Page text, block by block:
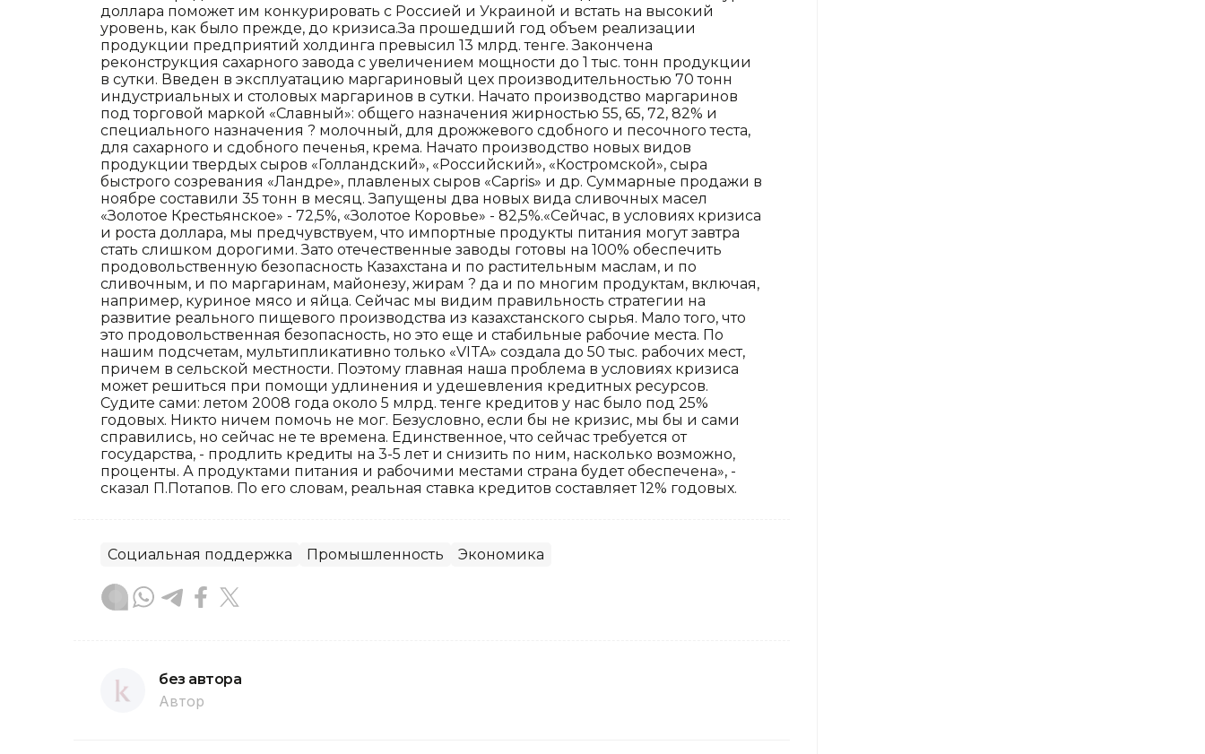
доллара поможет им конкурировать с Россией и Украиной и встать на высокий
уровень, как было прежде, до кризиса.За прошедший год объем реализации
продукции предприятий холдинга превысил 13 млрд. тенге. Закончена
реконструкция сахарного завода с увеличением мощности до 1 тыс. тонн продукции
в сутки. Введен в эксплуатацию маргариновый цех производительностью 70 тонн
индустриальных и столовых маргаринов в сутки. Начато производство маргаринов
под торговой маркой «Славный»: общего назначения жирностью 55, 65, 72, 82% и
специального назначения ? молочный, для дрожжевого сдобного и песочного теста,
для сахарного и сдобного печенья, крема. Начато производство новых видов
продукции твердых сыров «Голландский», «Российский», «Костромской», сыра
быстрого созревания «Ландре», плавленых сыров «Capris» и др. Суммарные продажи в
ноябре составили 35 тонн в месяц. Запущены два новых вида сливочных масел
«Золотое Крестьянское» - 72,5%, «Золотое Коровье» - 82,5%.«Сейчас, в условиях кризиса
и роста доллара, мы предчувствуем, что импортные продукты питания могут завтра
стать слишком дорогими. Зато отечественные заводы готовы на 100% обеспечить
продовольственную безопасность Казахстана и по растительным маслам, и по
сливочным, и по маргаринам, майонезу, жирам ? да и по многим продуктам, включая,
например, куриное мясо и яйца. Сейчас мы видим правильность стратегии на
развитие реального пищевого производства из казахстанского сырья. Мало того, что
это продовольственная безопасность, но это еще и стабильные рабочие места. По
нашим подсчетам, мультипликативно только «VITA» создала до 50 тыс. рабочих мест,
причем в сельской местности. Поэтому главная наша проблема в условиях кризиса
может решиться при помощи удлинения и удешевления кредитных ресурсов.
Судите сами: летом 2008 года около 5 млрд. тенге кредитов у нас было под 25%
годовых. Никто ничем помочь не мог. Безусловно, если бы не кризис, мы бы и сами
справились, но сейчас не те времена. Единственное, что сейчас требуется от
государства, - продлить кредиты на 3-5 лет и снизить по ним, насколько возможно,
проценты. А продуктами питания и рабочими местами страна будет обеспечена», -
сказал П.Потапов. По его словам, реальная ставка кредитов составляет 12% годовых.
Социальная поддержка Промышленность Экономика
без автора
Автор